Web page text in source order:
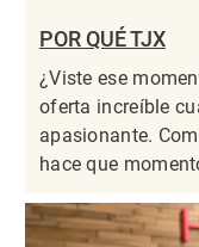
POR QUÉ TJX
¿Viste ese
oferta increíble
apasionante.
hace que